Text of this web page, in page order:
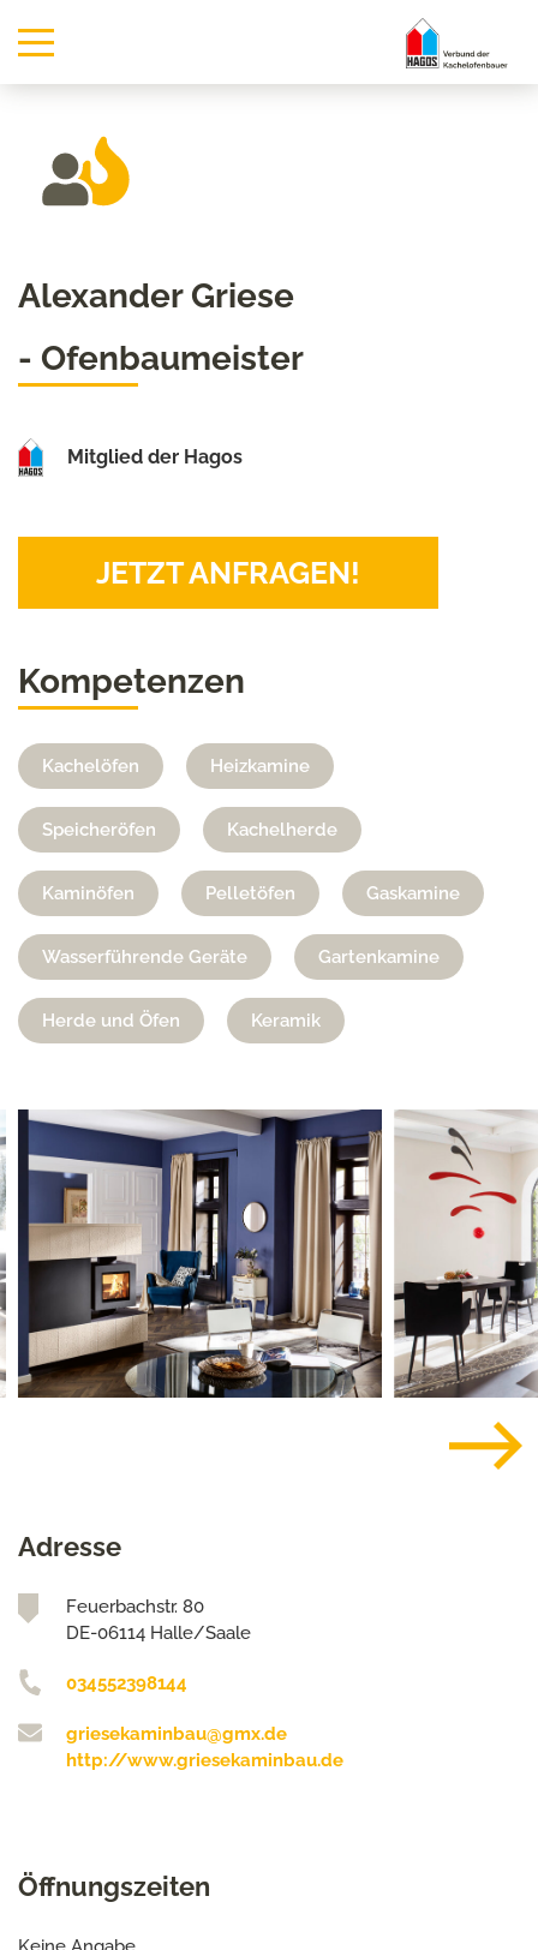
Alexander Griese
- Ofenbaumeister
Mitglied der Hagos
JETZT ANFRAGEN!
Kompetenzen
Kachelöfen Heizkamine
Speicheröfen Kachelherde
Kaminöfen Pelletöfen Gaskamine
Wasserführende Geräte Gartenkamine
Herde und Öfen Keramik
Adresse
Feuerbachstr. 80
DE-06114 Halle/Saale
034552398144
griesekaminbau@gmx.de
http://www.griesekaminbau.de
Öffnungszeiten